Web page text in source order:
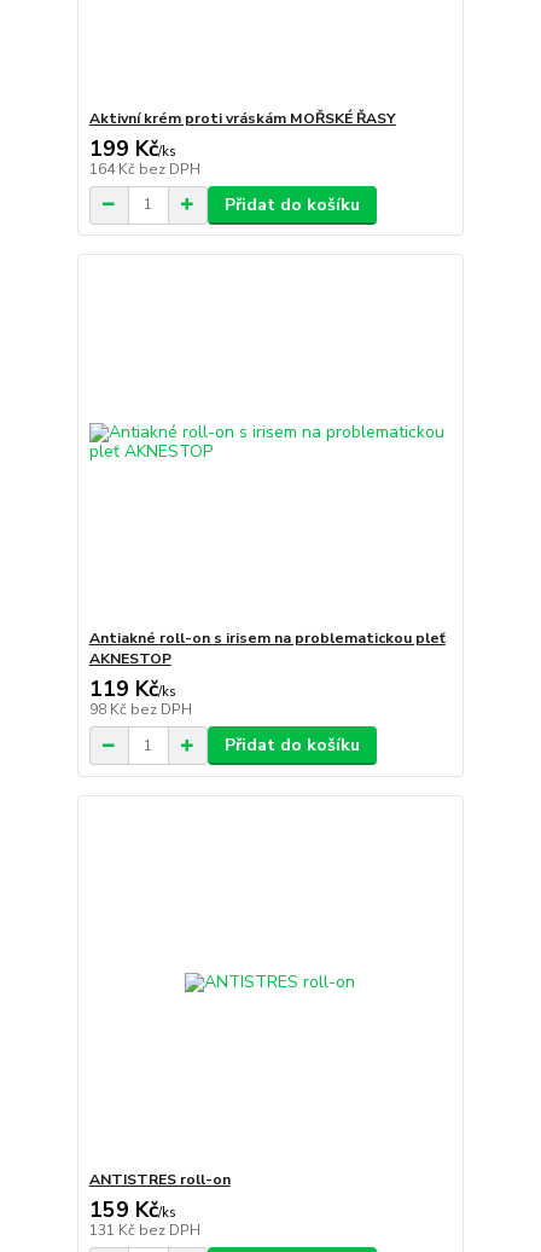
Aktivní krém proti vráskám MOŘSKÉ ŘASY
199 Kč/ks
164 Kč bez DPH
Přidat do košíku
Antiakné roll-on s irisem na problematickou pleť
AKNESTOP
119 Kč/ks
98 Kč bez DPH
Přidat do košíku
ANTISTRES roll-on
159 Kč/ks
131 Kč bez DPH